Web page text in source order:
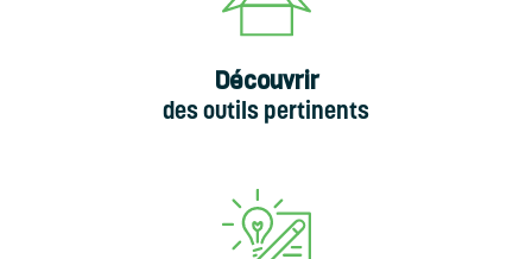
Découvrir
des outils pertinents